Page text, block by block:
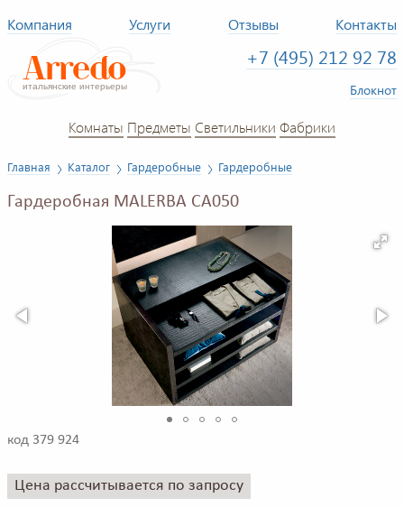
Компания Услуги Отзывы Контакты
+7 (495) 212 92 78
Блокнот
Комнаты Предметы Светильники Фабрики
Главная Каталог Гардеробные Гардеробные
Гардеробная MALERBA CA050
код 379 924
Цена рассчитывается по запросу